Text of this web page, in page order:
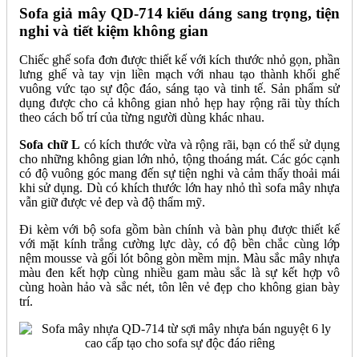
Sofa giả mây QD-714 kiểu dáng sang trọng, tiện
nghi và tiết kiệm không gian
Chiếc ghế sofa đơn được thiết kế với kích thước nhỏ gọn, phần
lưng ghế và tay vịn liền mạch với nhau tạo thành khối ghế
vuông vức tạo sự độc đáo, sáng tạo và tinh tế. Sản phẩm sử
dụng được cho cả không gian nhỏ hẹp hay rộng rãi tùy thích
theo cách bố trí của từng người dùng khác nhau.
Sofa chữ L có kích thước vừa và rộng rãi, bạn có thể sử dụng
cho những không gian lớn nhỏ, tộng thoáng mát. Các góc cạnh
có độ vuông góc mang đến sự tiện nghi và cảm thấy thoải mái
khi sử dụng. Dù có khích thước lớn hay nhỏ thì sofa mây nhựa
vẫn giữ được vẻ đep và độ thẩm mỹ.
Đi kèm với bộ sofa gồm bàn chính và bàn phụ được thiết kế
với mặt kính trắng cường lực dày, có độ bền chắc cùng lớp
nệm mousse và gối lót bông gòn mềm mịn. Màu sắc mây nhựa
màu đen kết hợp cùng nhiều gam màu sắc là sự kết hợp vô
cùng hoàn hảo và sắc nét, tôn lên vẻ đẹp cho không gian bày
trí.